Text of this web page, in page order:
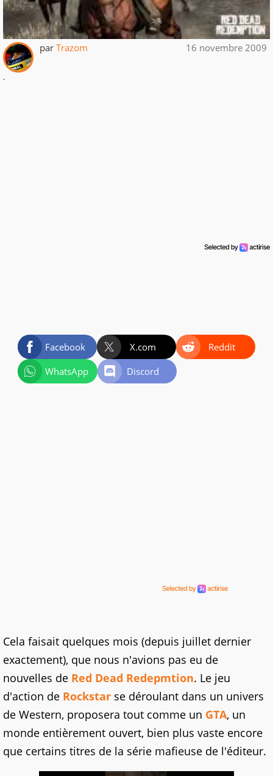
par Trazom 16 novembre 2009
.
Facebook X.com
Reddit
WhatsApp
Discord
Cela faisait quelques mois (depuis juillet dernier
exactement), que nous n'avions pas eu de
nouvelles de Red Dead Redepmtion. Le jeu
d'action de Rockstar se déroulant dans un univers
de Western, proposera tout comme un GTA, un
monde entièrement ouvert, bien plus vaste encore
que certains titres de la série mafieuse de l'éditeur.